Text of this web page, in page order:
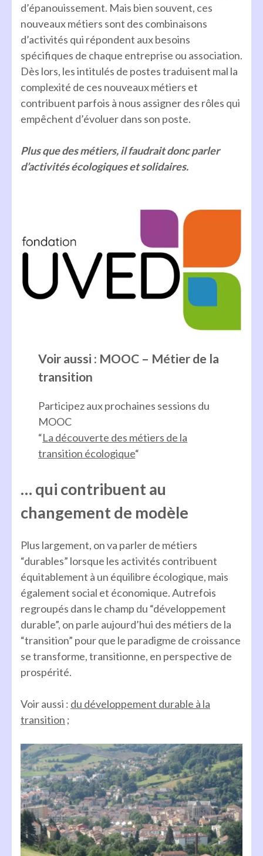
d’épanouissement. Mais bien souvent, ces
nouveaux métiers sont des combinaisons
d’activités qui répondent aux besoins
spécifiques de chaque entreprise ou association.
Dès lors, les intitulés de postes traduisent mal la
complexité de ces nouveaux métiers et
contribuent parfois à nous assigner des rôles qui
empêchent d’évoluer dans son poste.
Plus que des métiers, il faudrait donc parler
d’activités écologiques et solidaires.
Voir aussi : MOOC – Métier de la
transition
Participez aux prochaines sessions du
MOOC
“La découverte des métiers de la
transition écologique“
… qui contribuent au
changement de modèle
Plus largement, on va parler de métiers
“durables” lorsque les activités contribuent
équitablement à un équilibre écologique, mais
également social et économique. Autrefois
regroupés dans le champ du “développement
durable”, on parle aujourd’hui des métiers de la
“transition” pour que le paradigme de croissance
se transforme, transitionne, en perspective de
prospérité.
Voir aussi : du développement durable à la
transition ;